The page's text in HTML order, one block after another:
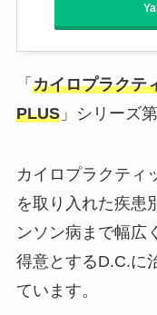
「 カイロプラクテ
PLUS」シリーズ
カイロプラクティ
を取り入れた疾患
ンソン病まで幅広
得意とするD.C.に
ています。